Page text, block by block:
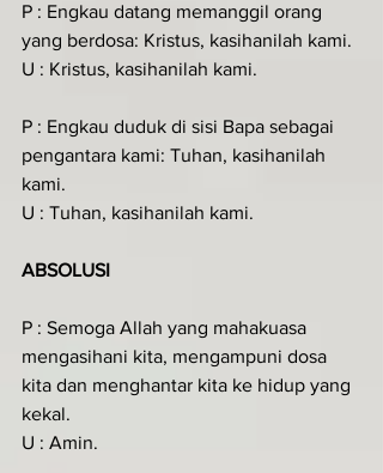
P : Engkau datang memanggil orang
yang berdosa: Kristus, kasihanilah kami.
U : Kristus, kasihanilah kami.
P : Engkau duduk di sisi Bapa sebagai
pengantara kami: Tuhan, kasihanilah
kami.
U : Tuhan, kasihanilah kami.
ABSOLUSI
P : Semoga Allah yang mahakuasa
mengasihani kita, mengampuni dosa
kita dan menghantar kita ke hidup yang
kekal.
U : Amin.